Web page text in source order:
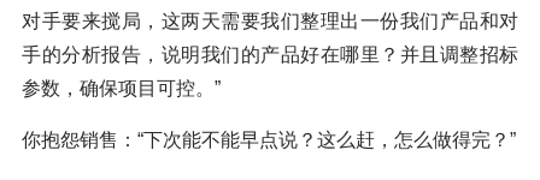
对手要来搅局，这两天需要我们整理出一份我们产品和对
手的分析报告，说明我们的产品好在哪里？并且调整招标
参数，确保项目可控。”
你抱怨销售：“下次能不能早点说？这么赶，怎么做得完？”